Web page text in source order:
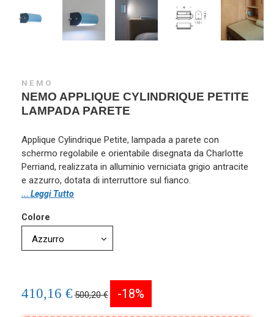
NEMO
NEMO APPLIQUE CYLINDRIQUE PETITE
LAMPADA PARETE
Applique Cylindrique Petite, lampada a parete con
schermo regolabile e orientabile disegnata da Charlotte
Perriand, realizzata in alluminio verniciata grigio antracite
e azzurro, dotata di interruttore sul fianco.
... Leggi Tutto
Colore
410,16 €500,20 € -18%